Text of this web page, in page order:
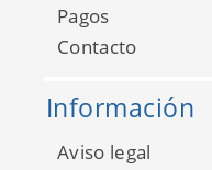
Pagos
Contacto
Información
Aviso legal